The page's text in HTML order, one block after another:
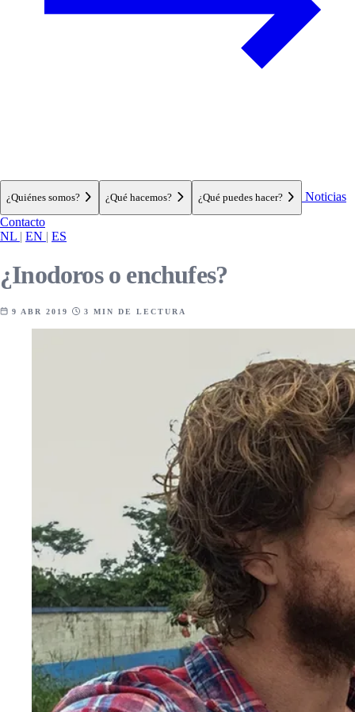
¿Quiénes somos? ¿Qué hacemos? ¿Qué puedes hacer?
Noticias
Contacto
NL | EN | ES
¿Inodoros o enchufes?
9 ABR 2019 3 MIN DE LECTURA